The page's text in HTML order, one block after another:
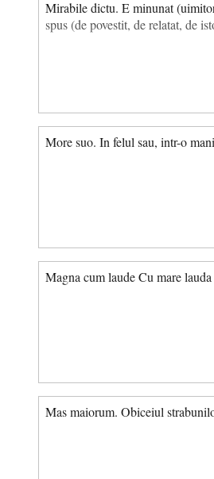
Mirabile dictu. E minunat
spus (de povestit, de relatat, de
More suo. In felul sau, intr-o
Magna cum laude Cu mare lauda
Mas maiorum. Obiceiul